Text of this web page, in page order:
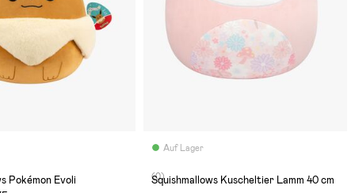
Pokémon Evoli
Auf Lager
(0)
Squishmallows Kuscheltier Lamm 40 cm